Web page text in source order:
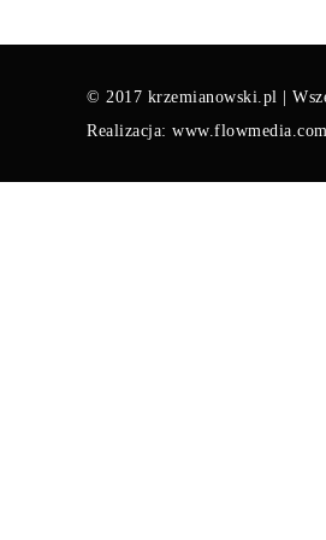
© 2017 krzemianowski.pl |
Realizacja: